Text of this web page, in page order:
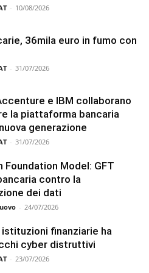
- 10/08/2026
36mila euro in fumo con
- 31/07/2026
e IBM collaborano
la piattaforma bancaria
generazione
- 31/07/2026
Foundation Model: GFT
contro la
dei dati
- 24/07/2026
istituzioni finanziarie ha
cyber distruttivi
- 23/07/2026